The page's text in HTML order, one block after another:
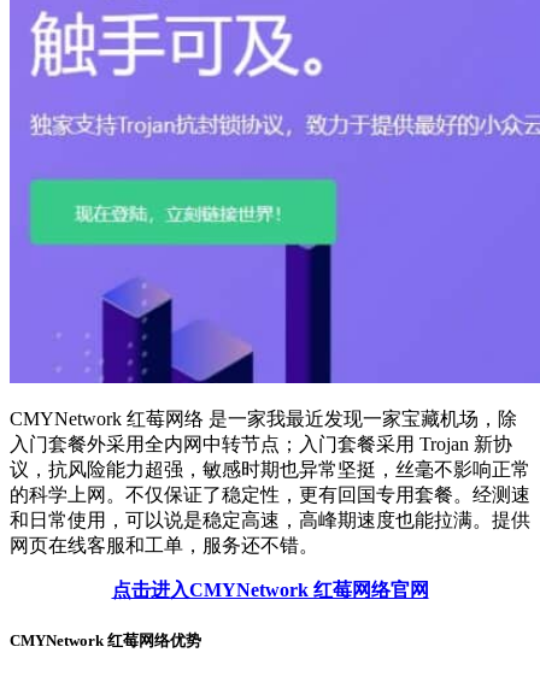
CMYNetwork 红莓网络 是一家我最近发现一家宝藏机场，除
入门套餐外采用全内网中转节点；入门套餐采用 Trojan 新协
议，抗风险能力超强，敏感时期也异常坚挺，丝毫不影响正常
的科学上网。不仅保证了稳定性，更有回国专用套餐。经测速
和日常使用，可以说是稳定高速，高峰期速度也能拉满。提供
网页在线客服和工单，服务还不错。
点击进入CMYNetwork 红莓网络官网
CMYNetwork 红莓网络优势